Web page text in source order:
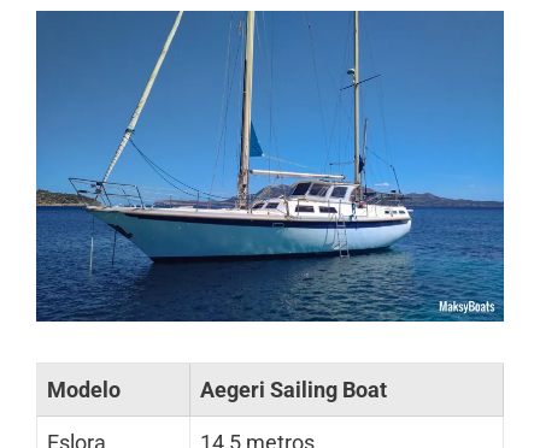
Modelo Aegeri Sailing Boat
Eslora 14,5 metros